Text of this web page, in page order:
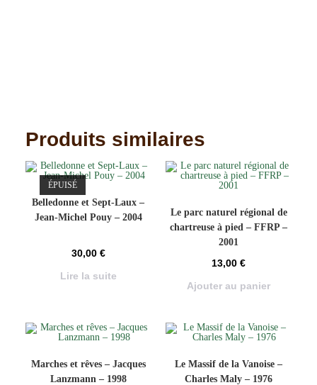
Produits similaires
ÉPUISÉ
Belledonne et Sept-Laux –
Jean-Michel Pouy – 2004
30,00 €
Lire la suite
Le parc naturel régional de
chartreuse à pied – FFRP –
2001
13,00€
Ajouter au panier
Marches et rêves – Jacques
Lanzmann – 1998
Le Massif de la Vanoise –
Charles Maly – 1976